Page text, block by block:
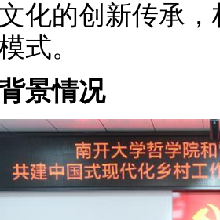
化的创新传承
式。
景情况